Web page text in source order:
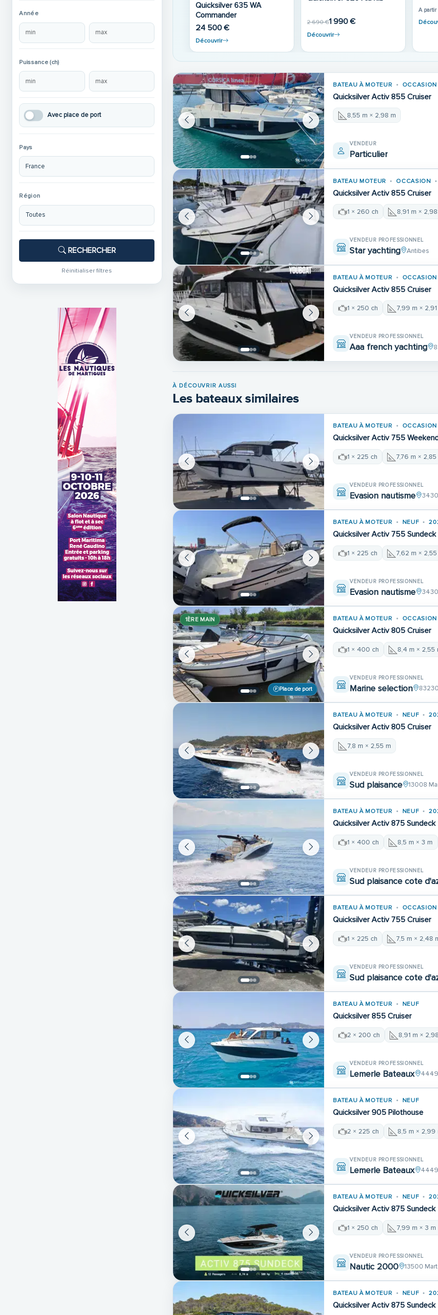
Année
Puissance (ch)
Avec place de port
Pays
Région
RECHERCHER
Réinitialiser filtres
990 €
Découvrir
57 680 € 99
BATEAU À MOTEUR OCCASION
Quicksilver Activ 855 Cruiser
8,55 m × 2,98 m
VENDEUR
Particulier
BATEAU MOTEUR OCCASION
Quicksilver Activ 855 Cruiser
1 × 260 ch 8,91 m ×
VENDEUR PROFESSIONNEL
Star yachting Antibes
BATEAU À MOTEUR OCCASION
Quicksilver Activ 855 Cruiser
1 × 250 ch 7,99 m ×
VENDEUR PROFESSIONNEL
Aaa french yachting
À DÉCOUVRIR AUSSI
Les bateaux similaires
BATEAU À MOTEUR OCCASION
Quicksilver Activ 755
1 × 225 ch 7,76 m ×
VENDEUR PROFESSIONNEL
Evasion nautisme
BATEAU À MOTEUR NEUF
Quicksilver Activ 755 Sundeck
1 × 225 ch 7,62 m ×
VENDEUR PROFESSIONNEL
Evasion nautisme
1ÈRE MAIN
Place de port
BATEAU À MOTEUR OCCASION
Quicksilver Activ 805 Cruiser
1 × 400 ch 8,4 m × 2,55
VENDEUR PROFESSIONNEL
Marine selection
BATEAU À MOTEUR NEUF
Quicksilver Activ 805 Cruiser
7,8 m × 2,55 m
VENDEUR PROFESSIONNEL
Sud plaisance 13008
BATEAU À MOTEUR NEUF
Quicksilver Activ 875 Sundeck
1 × 400 ch 8,5 m × 3 m
VENDEUR PROFESSIONNEL
Sud plaisance cote
BATEAU À MOTEUR OCCASION
Quicksilver Activ 755 Cruiser
1 × 225 ch 7,5 m × 2,48
VENDEUR PROFESSIONNEL
Sud plaisance cote
BATEAU À MOTEUR NEUF
Quicksilver 855 Cruiser
2 × 200 ch 8,91 m ×
VENDEUR PROFESSIONNEL
Lemerle Bateaux
BATEAU À MOTEUR NEUF
Quicksilver 905 Pilothouse
2 × 225 ch 8,5 m × 2,99
VENDEUR PROFESSIONNEL
Lemerle Bateaux
BATEAU À MOTEUR NEUF
Quicksilver Activ 875 Sundeck
1 × 250 ch 7,99 m × 3 m
VENDEUR PROFESSIONNEL
Nautic 2000 13500
BATEAU À MOTEUR NEUF
Quicksilver Activ 875 Sundeck